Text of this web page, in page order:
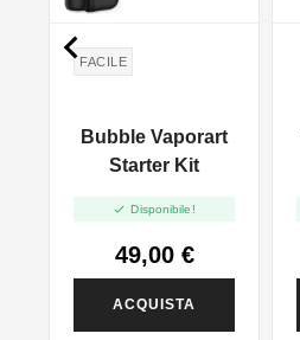
FACILE
Bubble Vaporart
Starter Kit
 Disponibile!
49,00 €
ACQUISTA
